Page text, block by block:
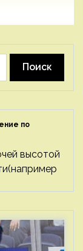
по
высотой